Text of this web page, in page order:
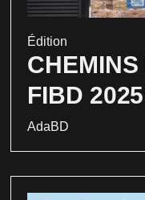
Édition
FIBD 2025
AdaBD